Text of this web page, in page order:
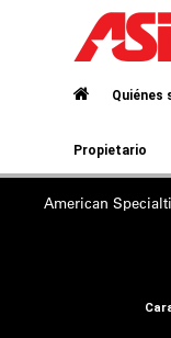
Quiénes
Propietario
American